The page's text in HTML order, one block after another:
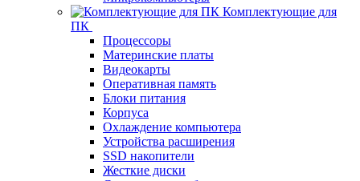
Комплектующие для
ПК
Процессоры
Материнские платы
Видеокарты
Оперативная память
Блоки питания
Корпуса
Охлаждение компьютера
Устройства расширения
SSD накопители
Жесткие диски